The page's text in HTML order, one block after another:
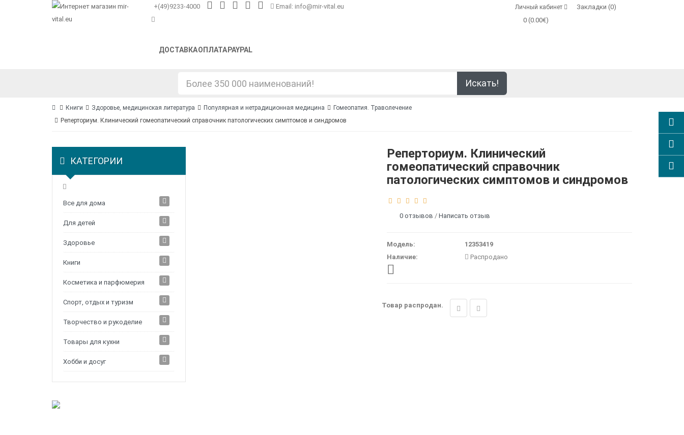
+(49)9233-4000 Email: info@mir-vital.eu Личный кабинет Закладки (0)
ДОСТАВКАОПЛАТА PAYPAL
0 (0.00€)
Искать!
Книги Здоровье, медицинская литература Популярная и нетрадиционная медицина
Гомеопатия. Траволечение
Реперториум. Клинический гомеопатический справочник патологических симптомов и синдромов
КАТЕГОРИИ
Все для дома
Для детей
Здоровье
Книги
Косметика и парфюмерия
Спорт, отдых и туризм
Творчество и рукоделие
Товары для кухни
Хобби и досуг
Реперториум. Клинический
гомеопатический справочник
патологических симптомов и синдромов
0 отзывов /Написать отзыв
Модель:
12353419
Наличие:
Распродано
Товар распродан.